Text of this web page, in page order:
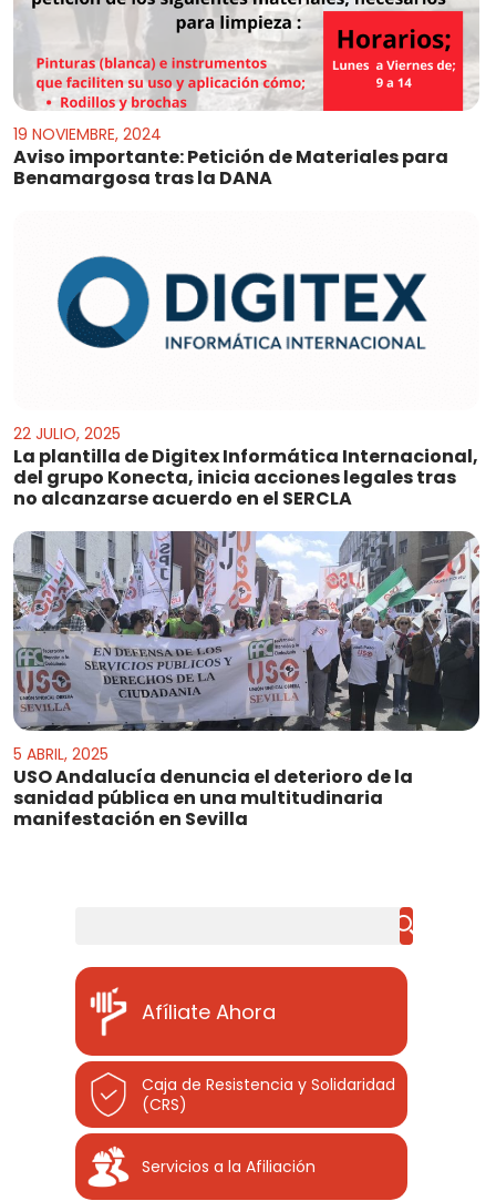
19 NOVIEMBRE, 2024
Aviso importante: Petición de Materiales para
Benamargosa tras la DANA
22 JULIO, 2025
La plantilla de Digitex Informática Internacional,
del grupo Konecta, inicia acciones legales tras
no alcanzarse acuerdo en el SERCLA
5 ABRIL, 2025
USO Andalucía denuncia el deterioro de la
sanidad pública en una multitudinaria
manifestación en Sevilla
Afíliate Ahora
Caja de Resistencia y Solidaridad
(CRS)
Servicios a la Afiliación